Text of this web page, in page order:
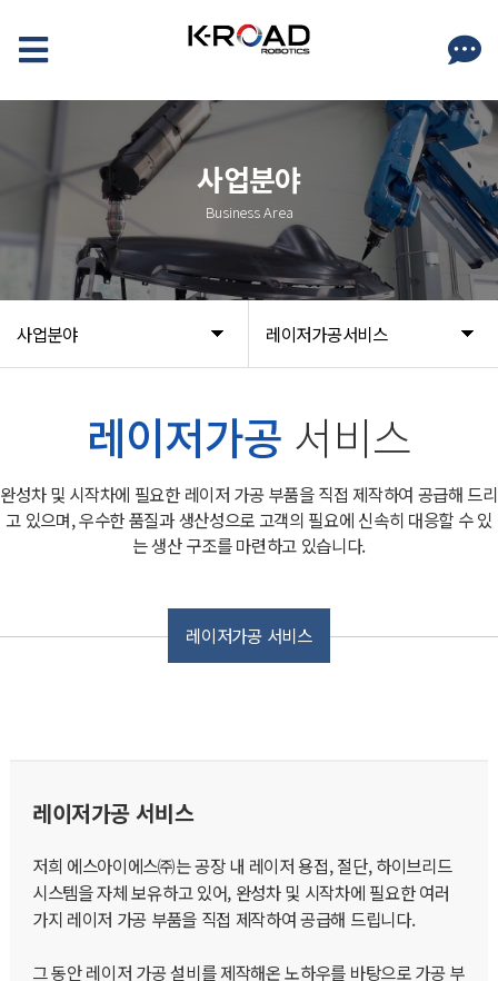
사업분야 레이저가공서비스
사업분야
Business Area
레이저가공 서비스
완성차 및 시작차에 필요한 레이저 가공 부품을 직접 제작하여 공급해 드리
고 있으며,우수한 품질과 생산성으로 고객의 필요에 신속히 대응할 수 있
는 생산 구조를 마련하고 있습니다.
레이저가공 서비스
레이저가공 서비스
저희 에스아이에스㈜는 공장 내 레이저 용접, 절단, 하이브리드
시스템을 자체 보유하고 있어, 완성차 및 시작차에 필요한 여러
가지 레이저 가공 부품을 직접 제작하여 공급해 드립니다.
그 동안 레이저 가공 설비를 제작해온 노하우를 바탕으로 가공 부